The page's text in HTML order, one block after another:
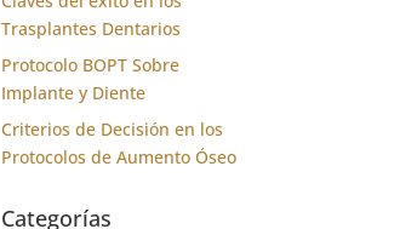
Trasplantes Dentarios
Protocolo BOPT Sobre
Implante y Diente
Criterios de Decisión en los
Protocolos de Aumento Óseo
Categorías